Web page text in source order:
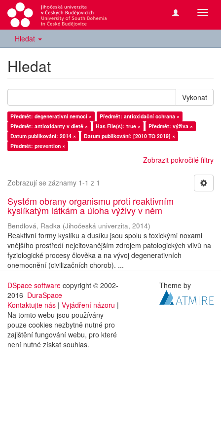
Hledat
Hledat
Vykonat
Předmět: degenerativní nemoci ×
Předmět: antioxidační ochrana ×
Předmět: antioxidanty v dietě ×
Has File(s): true ×
Předmět: výživa ×
Datum publikování: 2014 ×
Datum publikování: [2010 TO 2019] ×
Předmět: prevention ×
Zobrazit pokročilé filtry
Zobrazují se záznamy 1-1 z 1
Systém obrany organismu proti reaktivním
kyslíkatým látkám a úloha výživy v něm
Bendlová, Radka (Jihočeská univerzita, 2014)
Reaktivní formy kyslíku a dusíku jsou spolu s toxickými noxami
vnějšího prostředí nejcitovanějším zdrojem patologických vlivů na
fyziologické procesy člověka a na vývoj degenerativních
onemocnění (civilizačních chorob). ...
DSpace software copyright © 2002-
2016 DuraSpace
Kontaktujte nás | Vyjádření názoru |
Na tomto webu jsou používány
pouze cookies nezbytně nutné pro
zajištění fungování webu, pro které
není nutné získat souhlas.
Theme by